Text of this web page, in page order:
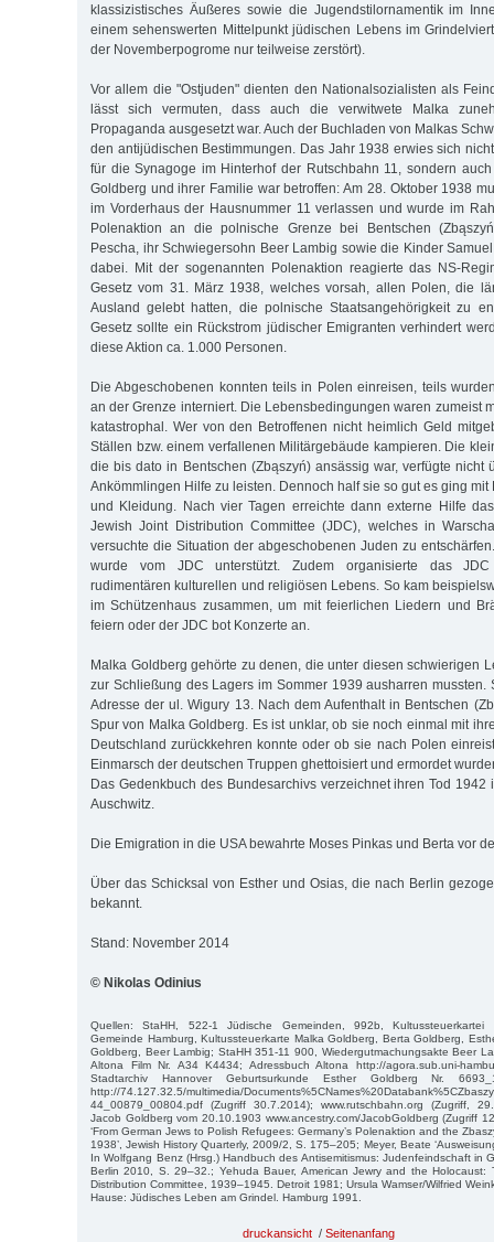
klassizistisches Äußeres sowie die Jugendstilornamentik im
einem sehenswerten Mittelpunkt jüdischen Lebens im
der Novemberpogrome nur teilweise zerstört).
Vor allem die "Ostjuden" dienten den Nationalsozialisten als
lässt sich vermuten, dass auch die verwitwete Malka
Propaganda ausgesetzt war. Auch der Buchladen von Malkas
den antijüdischen Bestimmungen. Das Jahr 1938 erwies sich
für die Synagoge im Hinterhof der Rutschbahn 11, sondern
Goldberg und ihrer Familie war betroffen: Am 28. Oktober 1938
im Vorderhaus der Hausnummer 11 verlassen und wurde im
Polenaktion an die polnische Grenze bei Bentschen
Pescha, ihr Schwiegersohn Beer Lambig sowie die Kinder
dabei. Mit der sogenannten Polenaktion reagierte das NS-
Gesetz vom 31. März 1938, welches vorsah, allen Polen, die
Ausland gelebt hatten, die polnische Staatsangehörigkeit zu
Gesetz sollte ein Rückstrom jüdischer Emigranten verhindert
diese Aktion ca. 1.000 Personen.
Die Abgeschobenen konnten teils in Polen einreisen, teils
an der Grenze interniert. Die Lebensbedingungen waren zumeist
katastrophal. Wer von den Betroffenen nicht heimlich Geld
Ställen bzw. einem verfallenen Militärgebäude kampieren. Die
die bis dato in Bentschen (Zbąszyń) ansässig war, verfügte nicht
Ankömmlingen Hilfe zu leisten. Dennoch half sie so gut es ging
und Kleidung. Nach vier Tagen erreichte dann externe Hilfe
Jewish Joint Distribution Committee (JDC), welches in
versuchte die Situation der abgeschobenen Juden zu
wurde vom JDC unterstützt. Zudem organisierte das JDC
rudimentären kulturellen und religiösen Lebens. So kam
im Schützenhaus zusammen, um mit feierlichen Liedern und
feiern oder der JDC bot Konzerte an.
Malka Goldberg gehörte zu denen, die unter diesen schwierigen
zur Schließung des Lagers im Sommer 1939 ausharren mussten.
Adresse der ul. Wigury 13. Nach dem Aufenthalt in Bentschen
Spur von Malka Goldberg. Es ist unklar, ob sie noch einmal mit
Deutschland zurückkehren konnte oder ob sie nach Polen
Einmarsch der deutschen Truppen ghettoisiert und ermordet
Das Gedenkbuch des Bundesarchivs verzeichnet ihren Tod 1942
Auschwitz.
Die Emigration in die USA bewahrte Moses Pinkas und Berta vor
Über das Schicksal von Esther und Osias, die nach Berlin
bekannt.
Stand: November 2014
© Nikolas Odinius
Quellen: StaHH, 522-1 Jüdische Gemeinden, 992b, Kultussteuerkartei
Gemeinde Hamburg, Kultussteuerkarte Malka Goldberg, Berta Goldberg,
Goldberg, Beer Lambig; StaHH 351-11 900, Wiedergutmachungsakte Beer
Altona Film Nr. A34 K4434; Adressbuch Altona http://agora.sub.uni-
Stadtarchiv Hannover Geburtsurkunde Esther Goldberg Nr.
http://74.127.32.5/multimedia/
44_00879_00804.pdf (Zugriff 30.7.2014); www.rutschbahn.org (Zugriff,
Jacob Goldberg vom 20.10.1903 www.ancestry.com/JacobGoldberg (Zugriff
‘From German Jews to Polish Refugees: Germany’s Polenaktion and the
1938’, Jewish History Quarterly, 2009/2, S. 175–205; Meyer, Beate
In Wolfgang Benz (Hrsg.) Handbuch des Antisemitismus: Judenfeindschaft in
Berlin 2010, S. 29–32.; Yehuda Bauer, American Jewry and the Holocaust:
Distribution Committee, 1939–1945. Detroit 1981; Ursula Wamser/Wilfried
Hause: Jüdisches Leben am Grindel. Hamburg 1991.
druckansicht / Seitenanfang